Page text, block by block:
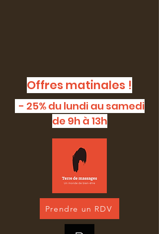
Offres matinales !
- 25% du lundi au samedi
de 9h à 13h
Prendre un RDV